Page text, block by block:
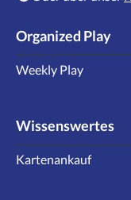
Organized Play
Weekly Play
Wissenswertes
Kartenankauf